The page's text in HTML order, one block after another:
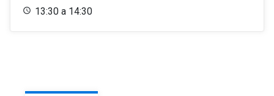
13:30 a 14:30